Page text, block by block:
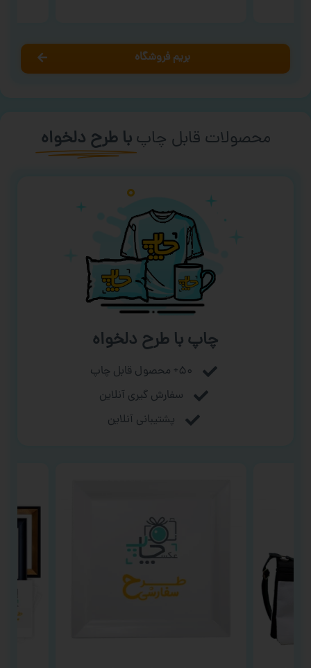
بریم فروشگاه
محصولات قابل چاپ با طرح دلخواه
چاپ با طرح دلخواه
۵۰+ محصول قابل چاپ
سفارش گیری آنلاین
پشتیبانی آنلاین